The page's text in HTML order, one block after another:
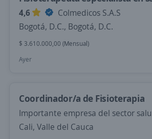
4,6
Colmedicos S.A.S
Bogotá, D.C., Bogotá, D.C.
$ 3.610.000,00 (Mensual)
Ayer
Coordinador/a de Fisioterapia
Importante empresa del sector
Cali, Valle del Cauca